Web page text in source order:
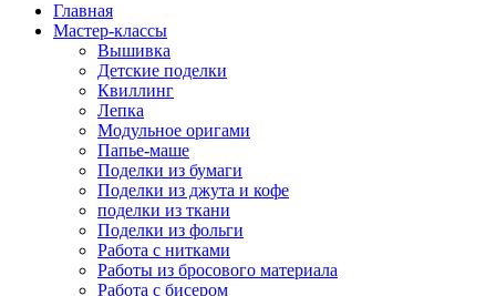
Главная
Мастер-классы
Вышивка
Детские поделки
Квиллинг
Лепка
Модульное оригами
Папье-маше
Поделки из бумаги
Поделки из джута и кофе
поделки из ткани
Поделки из фольги
Работа с нитками
Работы из бросового материала
Работа с бисером